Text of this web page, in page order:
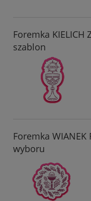
Foremka KIELICH
szablon
Foremka WIANEK
wyboru